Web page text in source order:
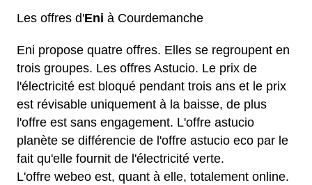
Les offres d'Eni à Courdemanche
Eni propose quatre offres. Elles se regroupent en
trois groupes. Les offres Astucio. Le prix de
l'électricité est bloqué pendant trois ans et le prix
est révisable uniquement à la baisse, de plus
l'offre est sans engagement. L'offre astucio
planète se différencie de l'offre astucio eco par le
fait qu'elle fournit de l'électricité verte.
L'offre webeo est, quant à elle, totalement online.